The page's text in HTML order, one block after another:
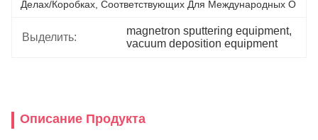
Делах/коробках, Соответствующих Для Международных О
Выделить:
magnetron sputtering equipment
vacuum deposition equipment
Описание Продукта